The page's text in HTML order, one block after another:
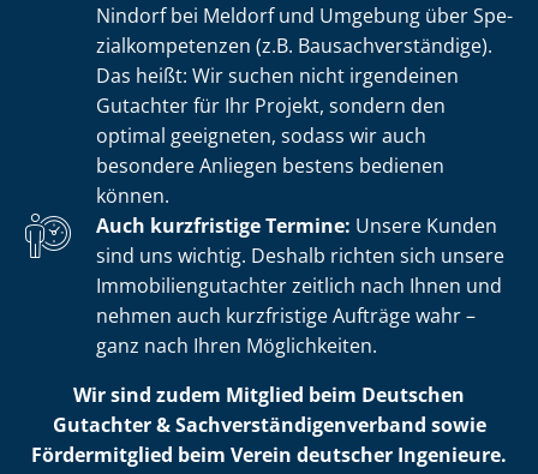
Nindorf bei Meldorf und Umgebung über Spe­
zi­al­kom­pe­ten­zen (z.B. Bau­sach­ver­stän­di­ge).
Das heißt: Wir suchen nicht irgendeinen
Gutachter für Ihr Projekt, sondern den
optimal geeigneten, sodass wir auch
besondere Anliegen bestens bedienen
können.
Auch kurzfristige Termine: Unsere Kunden
sind uns wichtig. Deshalb richten sich unsere
Im­mo­bi­li­en­gut­ach­ter zeitlich nach Ihnen und
nehmen auch kurzfristige Aufträge wahr –
ganz nach Ihren Möglichkeiten.
Wir sind zudem Mitglied beim Deutschen
Gutachter & Sach­ver­stän­di­gen­ver­band sowie
Fördermitglied beim Verein deutscher Ingenieure.